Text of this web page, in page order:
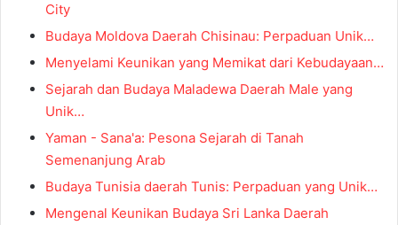
City
Budaya Moldova Daerah Chisinau: Perpaduan Unik…
Menyelami Keunikan yang Memikat dari Kebudayaan…
Sejarah dan Budaya Maladewa Daerah Male yang
Unik…
Yaman - Sana'a: Pesona Sejarah di Tanah
Semenanjung Arab
Budaya Tunisia daerah Tunis: Perpaduan yang Unik…
Mengenal Keunikan Budaya Sri Lanka Daerah